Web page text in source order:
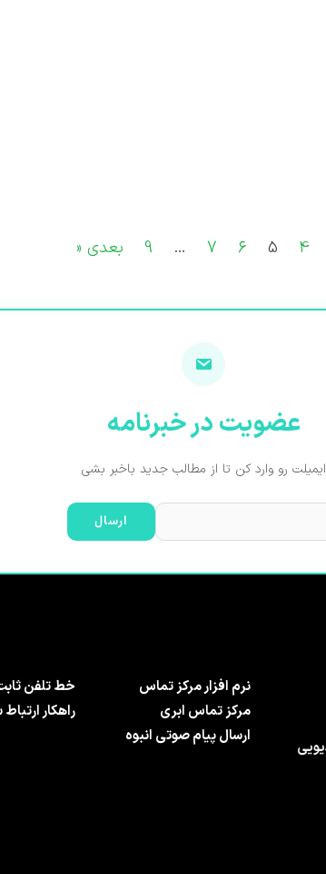
4
5
6
7
…
9 بعدی «
عضویت در خبرنامه
ایمیلت رو وارد کن تا از مطالب جدید باخبر بشی
نرم افزار مرکز تماس
مرکز تماس ابری
ارسال پیام صوتی انبوه
خط تلفن
راهکار